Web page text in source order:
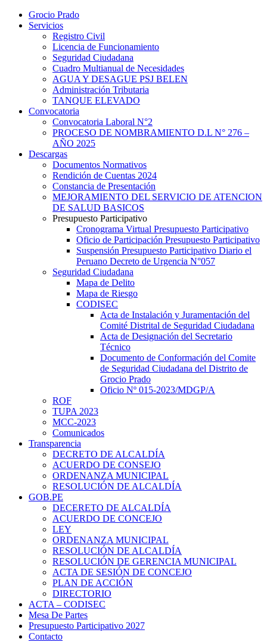
Grocio Prado
Servicios
Registro Civil
Licencia de Funcionamiento
Seguridad Ciudadana
Cuadro Multianual de Necesidades
AGUA Y DESAGUE PSJ BELEN
Administración Tributaria
TANQUE ELEVADO
Convocatoria
Convocatoria Laboral N°2
PROCESO DE NOMBRAMIENTO D.L N° 276 –
AÑO 2025
Descargas
Documentos Normativos
Rendición de Cuentas 2024
Constancia de Presentación
MEJORAMIENTO DEL SERVICIO DE ATENCION
DE SALUD BASICOS
Presupuesto Participativo
Cronograma Virtual Presupuesto Participativo
Oficio de Participación Presupuesto Participativo
Suspensión Presupuesto Participativo Diario el
Peruano Decreto de Urgencia N°057
Seguridad Ciudadana
Mapa de Delito
Mapa de Riesgo
CODISEC
Acta de Instalación y Juramentación del
Comité Distrital de Seguridad Ciudadana
Acta de Designación del Secretario
Técnico
Documento de Conformación del Comite
de Seguridad Ciudadana del Distrito de
Grocio Prado
Oficio Nº 015-2023/MDGP/A
ROF
TUPA 2023
MCC-2023
Comunicados
Transparencia
DECRETO DE ALCALDÍA
ACUERDO DE CONSEJO
ORDENANZA MUNICIPAL
RESOLUCIÓN DE ALCALDÍA
GOB.PE
DECERETO DE ALCALDÍA
ACUERDO DE CONCEJO
LEY
ORDENANZA MUNICIPAL
RESOLUCIÓN DE ALCALDÍA
RESOLUCIÓN DE GERENCIA MUNICIPAL
ACTA DE SESIÓN DE CONCEJO
PLAN DE ACCIÓN
DIRECTORIO
ACTA – CODISEC
Mesa De Partes
Presupuesto Participativo 2027
Contacto